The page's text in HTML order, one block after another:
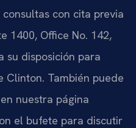
con cita previa
1400, Office No. 142,
su disposición para
Clinton. También puede
nuestra página
el bufete para discutir